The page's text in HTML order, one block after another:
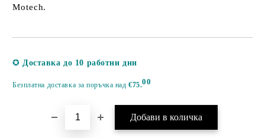
Motech.
✪ Доставка до 10 работни дни
Безплатна доставка за поръчка над€75.00